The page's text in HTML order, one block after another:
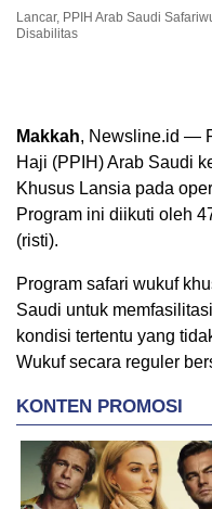
Lancar, PPIH Arab Saudi
Disabilitas
Makkah, Newsline.id —
Haji (PPIH) Arab Saudi
Khusus Lansia pada
Program ini diikuti oleh
(risti).
Program safari wukuf
Saudi untuk
kondisi tertentu yang
Wukuf secara reguler